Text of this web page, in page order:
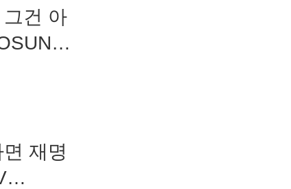
그건 아
재명